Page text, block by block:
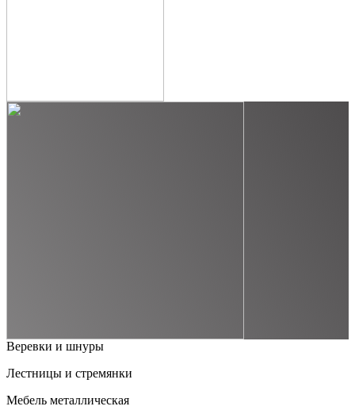
Веревки и шнуры
Лестницы и стремянки
Мебель металлическая